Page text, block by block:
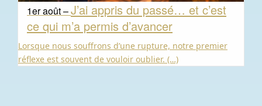
1er août –J’ai appris du passé… et c’est
ce qui m’a permis d’avancer
Lorsque nous souffrons d’une rupture, notre premier
réflexe est souvent de vouloir oublier. (…)